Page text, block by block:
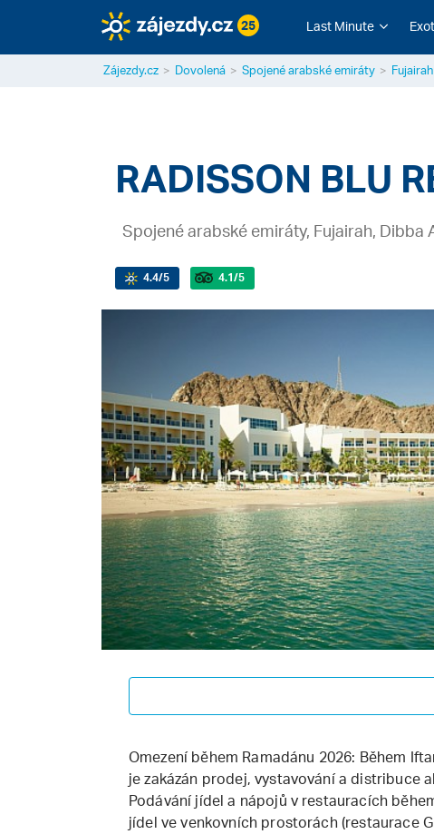
25 Last Minute
Zájezdy.cz Dovolená Spojené arabské emiráty Fujairah
RADISSON BLU
Spojené arabské emiráty, Fujairah, Dibba
4.4/5 4.1/5
Omezení během Ramadánu 2026: Během
je zakázán prodej, vystavování a distribuce
Podávání jídel a nápojů v restauracích
jídel ve venkovních prostorách (restaurace